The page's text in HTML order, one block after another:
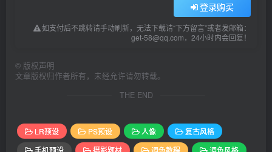
登录购买
如支付后不跳转请手动刷新，无法下载请“下方留言”或者发邮箱：
get-58@qq.com，24小时内会回复！
© 版权声明
文章版权归作者所有，未经允许请勿转载。
THE END
LR预设 PS预设 人像
复古风格
手机预设
摄影题材 调色教程
调色风格